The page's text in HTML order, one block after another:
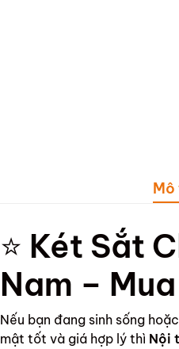
Mô
⭐ Két Sắt
Nam –
Nếu bạn đang sinh sống
mật tốt và giá hợp lý thì Nội